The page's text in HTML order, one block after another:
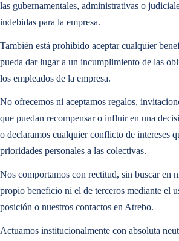
Caso de Uso
Digitalización de Contratos con IA
las gubernamentales, administrativas o
indebidas para la empresa.
También está prohibido aceptar cualquier
pueda dar lugar a un incumplimiento de las
los empleados de la empresa.
No ofrecemos ni aceptamos regalos,
que puedan recompensar o influir en una
o declaramos cualquier conflicto de intereses
prioridades personales a las colectivas.
Nos comportamos con rectitud, sin buscar en
propio beneficio ni el de terceros mediante el
posición o nuestros contactos en Atrebo.
Actuamos institucionalmente con absoluta